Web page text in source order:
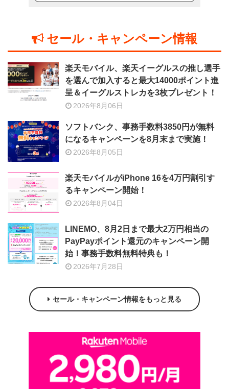
セール・キャンペーン情報
楽天モバイル、楽天イーグルスの推し選手
を選んで加入すると最大14000ポイント進
呈＆イーグルストレカを3枚プレゼント！
2026年8月06日
ソフトバンク、事務手数料3850円が無料
になるキャンペーンを8月末まで実施！
2026年8月05日
楽天モバイルがiPhone 16を4万円割引す
るキャンペーン開始！
2026年8月04日
LINEMO、8月2日まで最大2万円相当の
PayPayポイント還元のキャンペーン開
始！事務手数料無料特典も！
2026年7月28日
セール・キャンペーン情報をもっと見る